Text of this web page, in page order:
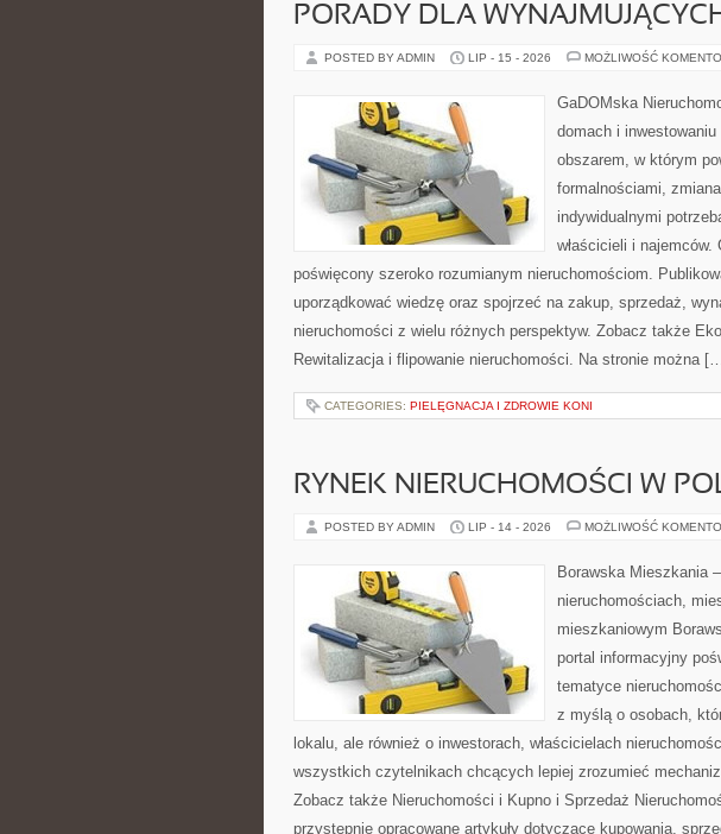
PORADY DLA
POSTED BY ADMIN LIP - 15 - 2026 MOŻLIWOŚĆ
GaDOMska
domach i
obszarem, w którym
formalnościami,
indywidualnymi
właścicieli i
poświęcony szeroko rozumianym nieruchomościom.
uporządkować wiedzę oraz spojrzeć na zakup, sprzedaż,
nieruchomości z wielu różnych perspektyw. Zobacz także
Rewitalizacja i flipowanie nieruchomości. Na stronie można
CATEGORIES: PIELĘGNACJA I ZDROWIE KONI
RYNEK NIERUCHOMOŚCI W
POSTED BY ADMIN LIP - 14 - 2026 MOŻLIWOŚĆ
Borawska Mieszkania
nieruchomościach,
mieszkaniowym
portal informacyjny
tematyce
z myślą o osobach,
lokalu, ale również o inwestorach, właścicielach
wszystkich czytelnikach chcących lepiej zrozumieć
Zobacz także Nieruchomości i Kupno i Sprzedaż
przystępnie opracowane artykuły dotyczące kupowania,